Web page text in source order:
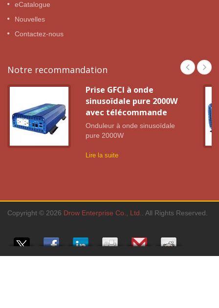
eCatalogue
Nouvelles
Contactez-nous
Notre recommandation
Prise GFCI à onde
sinusoïdale pure 2000W
avec télécommande
Onduleur à onde sinusoïdale
pure 2000W
Lire la suite
Copyright © 2026 Drow Enterprise Co., Ltd.. All Rights Reserved.